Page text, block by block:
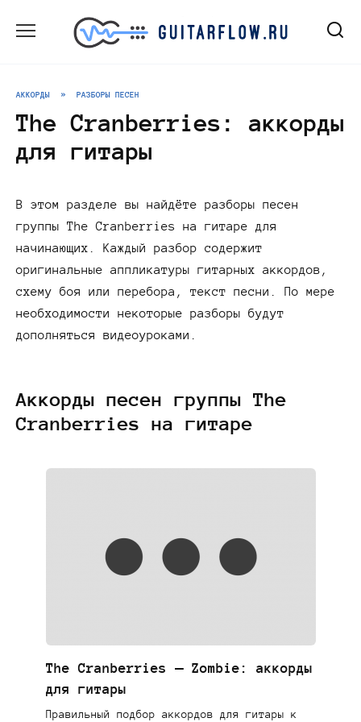
АККОРДЫ » РАЗБОРЫ ПЕСЕН
The Cranberries: аккорды
для гитары
В этом разделе вы найдёте разборы песен
группы The Cranberries на гитаре для
начинающих. Каждый разбор содержит
оригинальные аппликатуры гитарных аккордов,
схему боя или перебора, текст песни. По мере
необходимости некоторые разборы будут
дополняться видеоуроками.
Аккорды песен группы The
Cranberries на гитаре
The Cranberries — Zombie: аккорды
для гитары
Правильный подбор аккордов для гитары к